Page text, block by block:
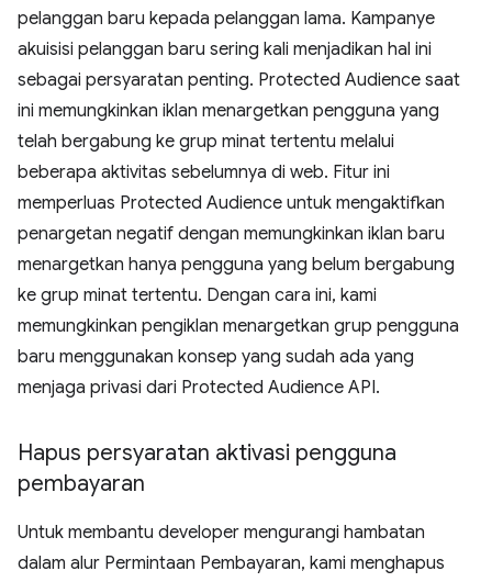
pelanggan baru kepada pelanggan lama. Kampanye
akuisisi pelanggan baru sering kali menjadikan hal ini
sebagai persyaratan penting. Protected Audience saat
ini memungkinkan iklan menargetkan pengguna yang
telah bergabung ke grup minat tertentu melalui
beberapa aktivitas sebelumnya di web. Fitur ini
memperluas Protected Audience untuk mengaktifkan
penargetan negatif dengan memungkinkan iklan baru
menargetkan hanya pengguna yang belum bergabung
ke grup minat tertentu. Dengan cara ini, kami
memungkinkan pengiklan menargetkan grup pengguna
baru menggunakan konsep yang sudah ada yang
menjaga privasi dari Protected Audience API.
Hapus persyaratan aktivasi pengguna
pembayaran
Untuk membantu developer mengurangi hambatan
dalam alur Permintaan Pembayaran, kami menghapus